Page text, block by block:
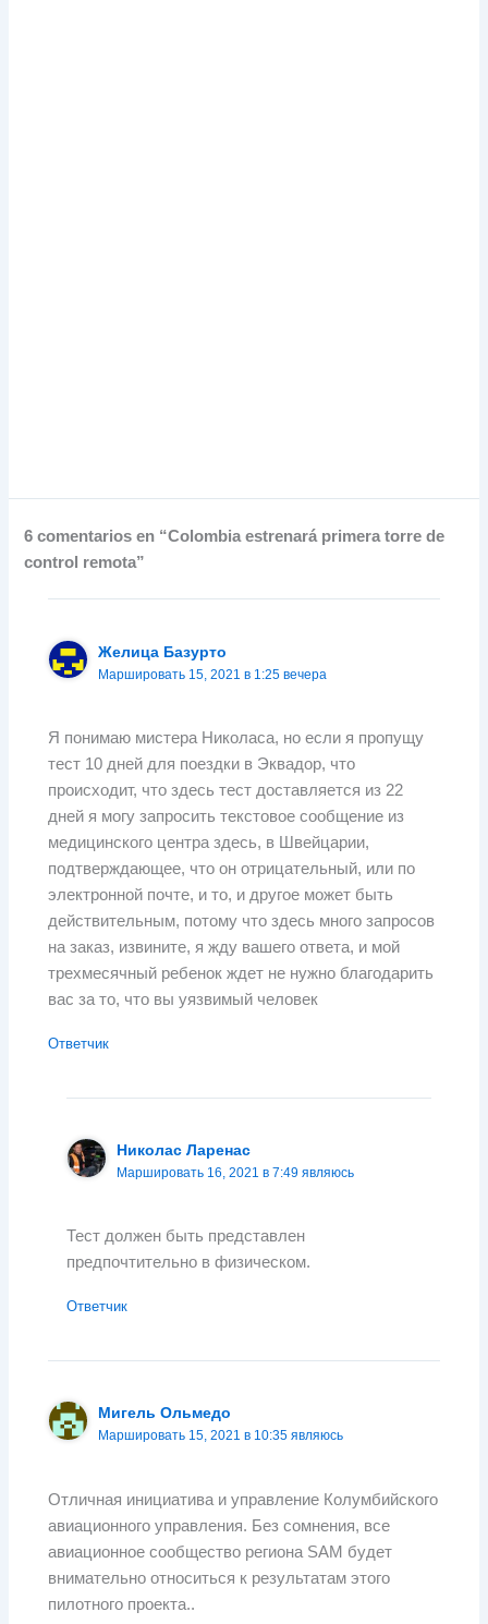
6comentarios en “Colombia estrenará primera torre de
control remota”
Желица Базурто
Маршировать 15, 2021 в 1:25 вечера
Я понимаю мистера Николаса, но если я пропущу
тест 10 дней для поездки в Эквадор, что
происходит, что здесь тест доставляется из 22
дней я могу запросить текстовое сообщение из
медицинского центра здесь, в Швейцарии,
подтверждающее, что он отрицательный, или по
электронной почте, и то, и другое может быть
действительным, потому что здесь много запросов
на заказ, извините, я жду вашего ответа, и мой
трехмесячный ребенок ждет не нужно благодарить
вас за то, что вы уязвимый человек
Ответчик
Николас Ларенас
Маршировать 16, 2021 в 7:49 являюсь
Тест должен быть представлен
предпочтительно в физическом.
Ответчик
Мигель Ольмедо
Маршировать 15, 2021 в 10:35 являюсь
Отличная инициатива и управление Колумбийского
авиационного управления. Без сомнения, все
авиационное сообщество региона SAM будет
внимательно относиться к результатам этого
пилотного проекта..